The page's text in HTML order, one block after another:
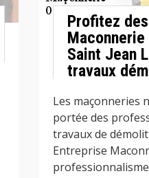
Profitez
Saint Jean
travaux
Les maçonneries
portée des
travaux de
Entreprise